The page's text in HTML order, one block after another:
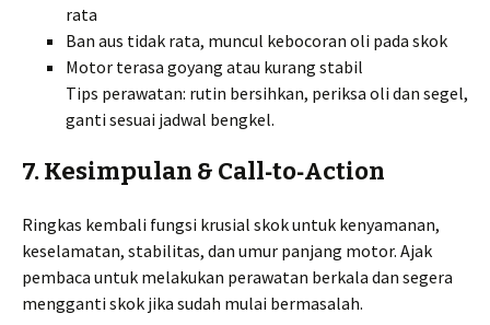
rata
Ban aus tidak rata, muncul kebocoran oli pada skok
Motor terasa goyang atau kurang stabil
Tips perawatan: rutin bersihkan, periksa oli dan segel,
ganti sesuai jadwal bengkel.
7. Kesimpulan & Call‑to‑Action
Ringkas kembali fungsi krusial skok untuk kenyamanan,
keselamatan, stabilitas, dan umur panjang motor. Ajak
pembaca untuk melakukan perawatan berkala dan segera
mengganti skok jika sudah mulai bermasalah.